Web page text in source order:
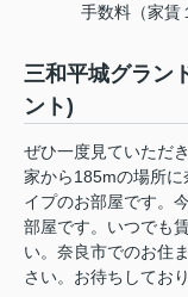
手数料（家賃
三和平城グラン
ント)
ぜひ一度見ていただ
家から185mの場所
イプのお部屋です。
部屋です。いつでも
い。奈良市でのお住
さい。お待ちしており